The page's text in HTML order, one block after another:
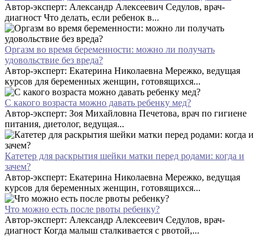
Автор-эксперт: Александр Алексеевич Седулов, врач-
диагност Что делать, если ребенок в...
Оргазм во время беременности: можно ли получать
удовольствие без вреда?
Автор-эксперт: Екатерина Николаевна Мережко, ведущая
курсов для беременных женщин, готовящихся...
С какого возраста можно давать ребенку мед?
Автор-эксперт: Зоя Михайловна Печетова, врач по гигиене
питания, диетолог, ведущая...
Катетер для раскрытия шейки матки перед родами: когда и
зачем?
Автор-эксперт: Екатерина Николаевна Мережко, ведущая
курсов для беременных женщин, готовящихся...
Что можно есть после рвоты ребенку?
Автор-эксперт: Александр Алексеевич Седулов, врач-
диагност Когда малыш сталкивается с рвотой,...